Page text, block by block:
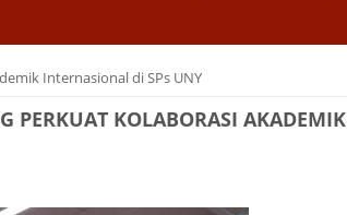
Internasional di SPs UNY
PERKUAT KOLABORASI AKADEMIK